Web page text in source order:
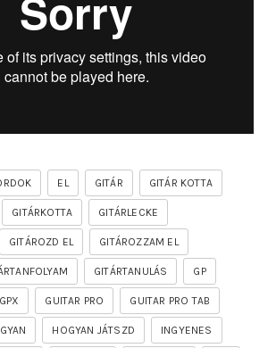
EL GITÁR GITÁR KOTTA
GITÁRKOTTA GITÁRLECKE
GITÁROZD EL GITÁROZZAM EL
GITÁRTANULÁS GP
GPX GUITAR PRO GUITAR PRO TAB
HOGYAN JÁTSZD INGYENES